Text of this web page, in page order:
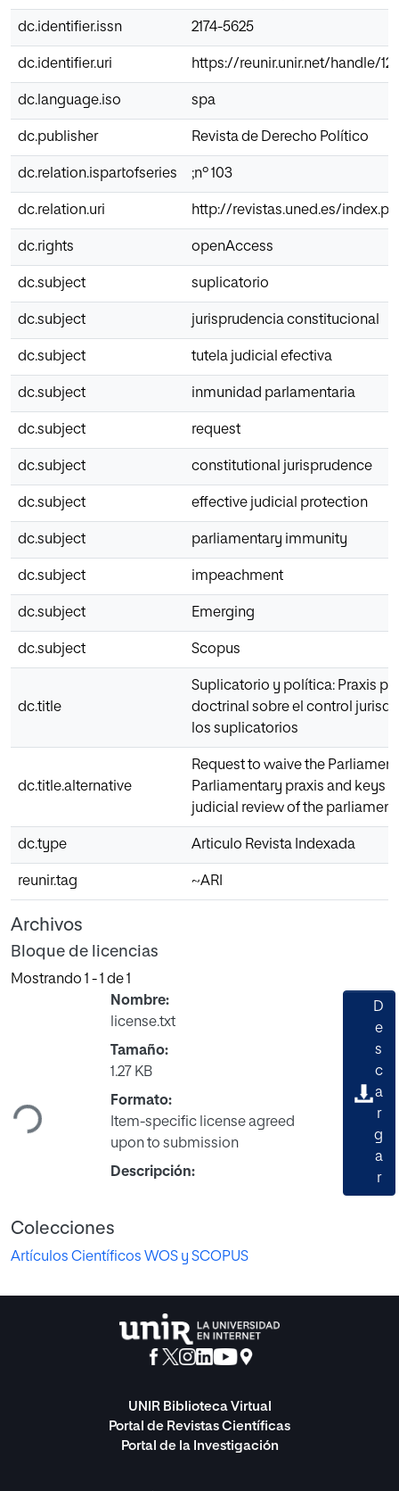
dc.identifier.issn 2174-5625
dc.identifier.uri https://reunir.unir.net/handle/
dc.language.iso spa
dc.publisher Revista de Derecho Político
dc.relation.ispartofseries ;nº 103
dc.relation.uri http://revistas.uned.es/
dc.rights openAccess
dc.subject suplicatorio
dc.subject jurisprudencia constitucional
dc.subject tutela judicial efectiva
dc.subject inmunidad parlamentaria
dc.subject request
dc.subject constitutional jurisprudence
dc.subject effective judicial protection
dc.subject parliamentary immunity
dc.subject impeachment
dc.subject Emerging
dc.subject Scopus
dc.title
Suplicatorio y política: Praxis
doctrinal sobre el control
los suplicatorios
dc.title.alternative
Request to waive the
Parliamentary praxis and keys
judicial review of the
dc.type Articulo Revista Indexada
reunir.tag ~ARI
Archivos
Bloque de licencias
Mostrando 1 - 1 de 1
Cargando...
Nombre:
license.txt
Tamaño:
1.27 KB
Formato:
Item-specific license agreed
upon to submission
Descripción:
D
e
s
c
a
r
g
a
r
Colecciones
Artículos Científicos WOS y SCOPUS
UNIR Biblioteca Virtual
Portal de Revistas Científicas
Portal de la Investigación